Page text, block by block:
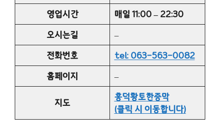
영업시간
매일 11:00 – 22:30
오시는길
–
전화번호
tel: 063-563-0082
홈페이지
–
지도
흥덕황토한증막
(클릭 시 이동합니다)